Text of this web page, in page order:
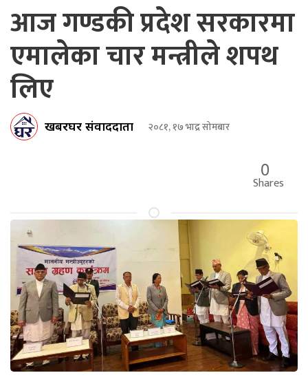
आज गण्डकी प्रदेश सरकारमा
एमालेका चार मन्त्रीले शपथ
लिए
खबरघर संवाददाता २०८१, १७ भाद्र सोमबार
0
Shares